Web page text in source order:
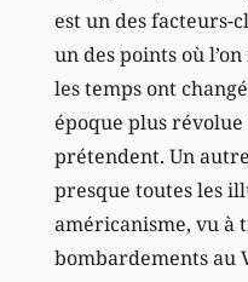
est un des facteurs-
un des points où
les temps ont
époque plus
prétendent. Un
presque toutes les
américanisme, vu à
bombardements au